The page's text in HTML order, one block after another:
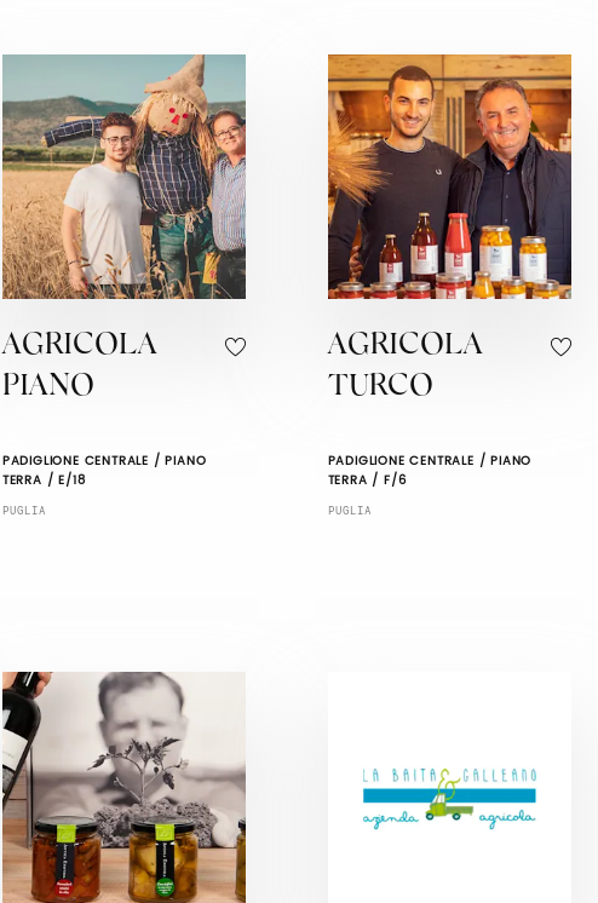
AGRICOLA
PIANO
PADIGLIONE CENTRALE / PIANO
TERRA / E/18
PUGLIA
AGRICOLA
TURCO
PADIGLIONE CENTRALE / PIANO
TERRA / F/6
PUGLIA